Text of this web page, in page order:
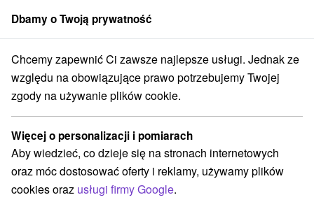
członek grupySorger
Atrakcje na Słowacji Parki miejskie i zamkowe Pohronie
Parki miejskie i zamkowe Pohronie
Kategorie
Wszystkie kategorie
Aquaparki, baseny(4)
Túry a turistické chodníky (8)
Dbamy o Twoją prywatność
Chcemy zapewnić Ci zawsze najlepsze usługi. Jednak ze
względu na obowiązujące prawo potrzebujemy Twojej
zgody na używanie plików cookie.
Więcej o personalizacji i pomiarach
Aby wiedzieć, co dzieje się na stronach internetowych
oraz móc dostosować oferty i reklamy, używamy plików
cookies oraz usługi firmy Google.